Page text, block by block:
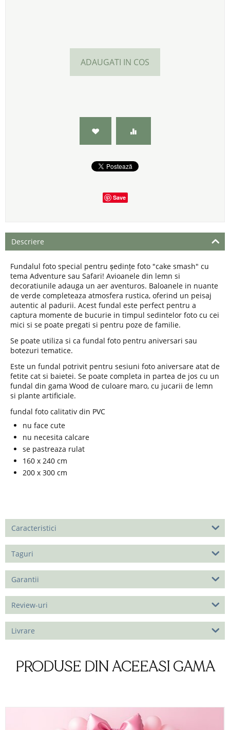
ADAUGATI IN COS
Save
Descriere
Fundalul foto special pentru ședințe foto "cake smash" cu
tema Adventure sau Safari! Avioanele din lemn si
decoratiunile adauga un aer aventuros. Baloanele in nuante
de verde completeaza atmosfera rustica, oferind un peisaj
autentic al padurii. Acest fundal este perfect pentru a
captura momente de bucurie in timpul sedintelor foto cu cei
mici si se poate pregati si pentru poze de familie.
Se poate utiliza si ca fundal foto pentru aniversari sau
botezuri tematice.
Este un fundal potrivit pentru sesiuni foto aniversare atat de
fetite cat si baietei. Se poate completa in partea de jos cu un
fundal din gama Wood de culoare maro, cu jucarii de lemn
si plante artificiale.
fundal foto calitativ din PVC
nu face cute
nu necesita calcare
se pastreaza rulat
160 x 240 cm
200 x 300 cm
Caracteristici
Taguri
Garantii
Review-uri
Livrare
PRODUSE DIN ACEEASI GAMA